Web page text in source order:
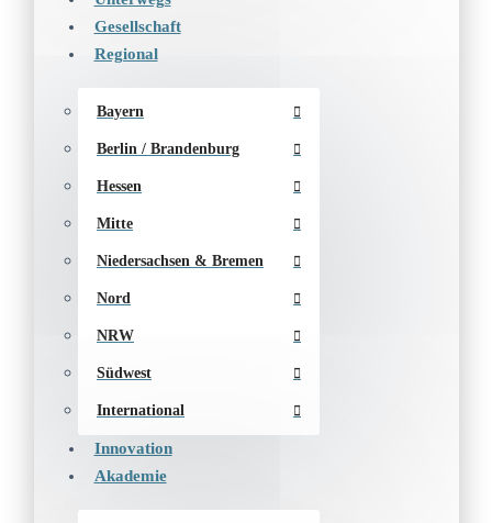
Gesellschaft
Regional
Bayern
Berlin / Brandenburg
Hessen
Mitte
Niedersachsen & Bremen
Nord
NRW
Südwest
International
Innovation
Akademie